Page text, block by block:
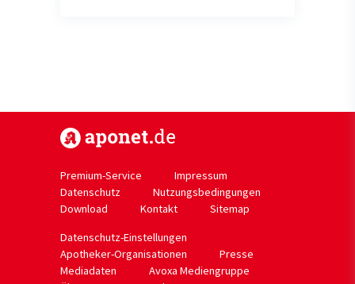
Premium-Service
Impressum
Datenschutz
Nutzungsbedingungen
Download
Kontakt
Sitemap
Datenschutz-Einstellungen
Apotheker-Organisationen
Presse
Mediadaten
Avoxa Mediengruppe